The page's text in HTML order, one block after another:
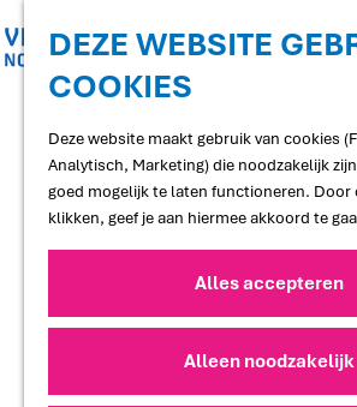
DEZE WEBSITE
COOKIES
Deze website maakt gebruik van cookies
Analytisch, Marketing) die noodzakelijk
goed mogelijk te laten functioneren. Door
klikken, geef je aan hiermee akkoord te
Alles accepteren
Alleen noodzakelijk
Slapen